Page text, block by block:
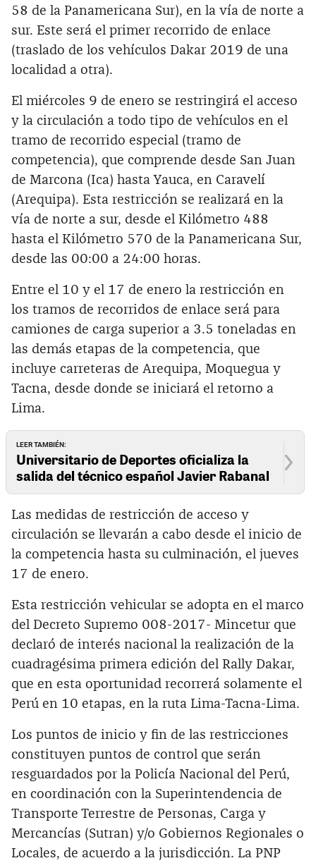
58 de la Panamericana Sur), en la vía de norte a
sur. Este será el primer recorrido de enlace
(traslado de los vehículos Dakar 2019 de una
localidad a otra).
El miércoles 9 de enero se restringirá el acceso
y la circulación a todo tipo de vehículos en el
tramo de recorrido especial (tramo de
competencia), que comprende desde San Juan
de Marcona (Ica) hasta Yauca, en Caravelí
(Arequipa). Esta restricción se realizará en la
vía de norte a sur, desde el Kilómetro 488
hasta el Kilómetro 570 de la Panamericana Sur,
desde las 00:00 a 24:00 horas.
Entre el 10 y el 17 de enero la restricción en
los tramos de recorridos de enlace será para
camiones de carga superior a 3.5 toneladas en
las demás etapas de la competencia, que
incluye carreteras de Arequipa, Moquegua y
Tacna, desde donde se iniciará el retorno a
Lima.
LEER TAMBIÉN:
Universitario de Deportes oficializa la
salida del técnico español Javier Rabanal
Las medidas de restricción de acceso y
circulación se llevarán a cabo desde el inicio de
la competencia hasta su culminación, el jueves
17 de enero.
Esta restricción vehicular se adopta en el marco
del Decreto Supremo 008-2017- Mincetur que
declaró de interés nacional la realización de la
cuadragésima primera edición del Rally Dakar,
que en esta oportunidad recorrerá solamente el
Perú en 10 etapas, en la ruta Lima-Tacna-Lima.
Los puntos de inicio y fin de las restricciones
constituyen puntos de control que serán
resguardados por la Policía Nacional del Perú,
en coordinación con la Superintendencia de
Transporte Terrestre de Personas, Carga y
Mercancías (Sutran) y/o Gobiernos Regionales o
Locales, de acuerdo a la jurisdicción. La PNP